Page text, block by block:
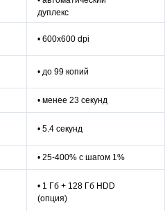
дуплекс
• 600x600 dpi
• до 99 копий
• менее 23 секунд
• 5.4 секунд
• 25-400% с шагом 1%
• 1 Гб + 128 Гб HDD
(опция)